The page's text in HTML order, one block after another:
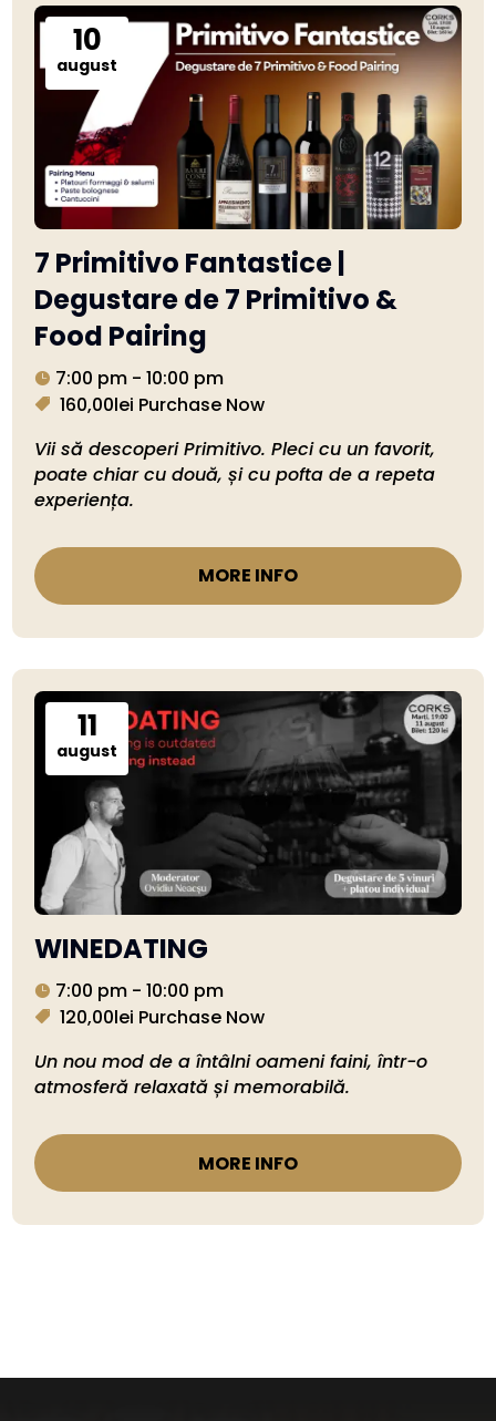
10
august
7 Primitivo Fantastice |
Degustare de 7 Primitivo &
Food Pairing
7:00 pm - 10:00 pm
160,00lei Purchase Now
Vii să descoperi Primitivo. Pleci cu un favorit,
poate chiar cu două, și cu pofta de a repeta
experiența.
MORE INFO
11
august
WINEDATING
7:00 pm - 10:00 pm
120,00lei Purchase Now
Un nou mod de a întâlni oameni faini, într-o
MORE INFO